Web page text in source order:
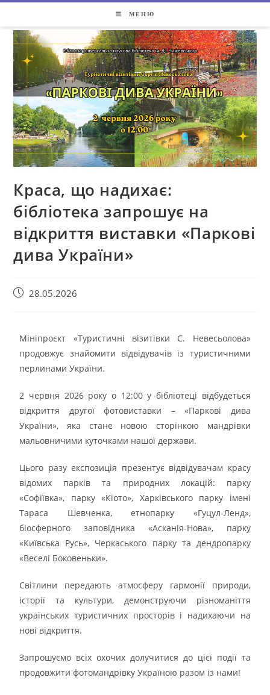
МЕНЮ
Краса, що надихає:
бібліотека запрошує на
відкриття виставки «Паркові
дива України»
28.05.2026
Мініпроєкт «Туристичні візитівки С. Невесьолова»
продовжує знайомити відвідувачів із туристичними
перлинами України.
2 червня 2026 року о 12:00 у бібліотеці відбудеться
відкриття другої фотовиставки – «Паркові дива
України», яка стане новою сторінкою мандрівки
мальовничими куточками нашої держави.
Цього разу експозиція презентує відвідувачам красу
відомих парків та природних локацій: парку
«Софіївка», парку «Кіото», Харківського парку імені
Тараса Шевченка, етнопарку «Гуцул-Ленд»,
біосферного заповідника «Асканія-Нова», парку
«Київська Русь», Черкаського парку та дендропарку
«Веселі Боковеньки».
Світлини передають атмосферу гармонії природи,
історії та культури, демонструючи різноманіття
українських туристичних просторів і надихаючи на
нові відкриття.
Запрошуємо всіх охочих долучитися до цієї події та
продовжити фотомандрівку Україною разом із нами!